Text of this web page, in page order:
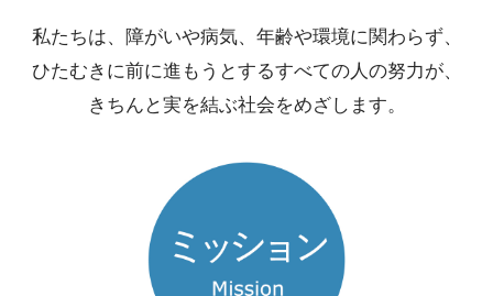
私たちは、障がいや病気、年齢や環境に関わらず、
ひたむきに前に進もうとするすべての人の努力が、
きちんと実を結ぶ社会をめざします。